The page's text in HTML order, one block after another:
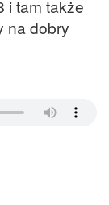
i tam także
na dobry